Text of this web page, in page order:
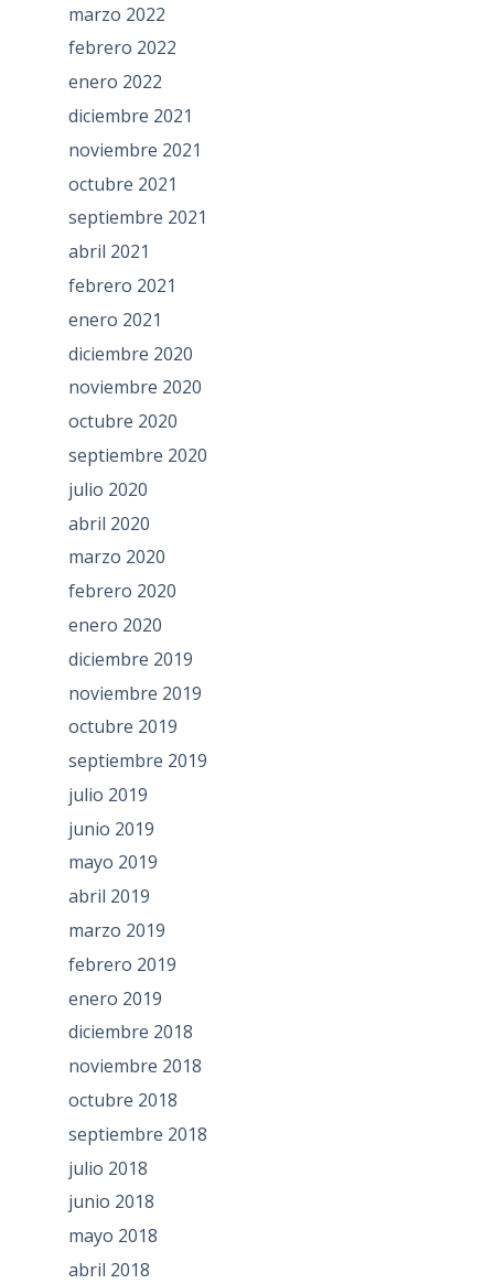
marzo 2022
febrero 2022
enero 2022
diciembre 2021
noviembre 2021
octubre 2021
septiembre 2021
abril 2021
febrero 2021
enero 2021
diciembre 2020
noviembre 2020
octubre 2020
septiembre 2020
julio 2020
abril 2020
marzo 2020
febrero 2020
enero 2020
diciembre 2019
noviembre 2019
octubre 2019
septiembre 2019
julio 2019
junio 2019
mayo 2019
abril 2019
marzo 2019
febrero 2019
enero 2019
diciembre 2018
noviembre 2018
octubre 2018
septiembre 2018
julio 2018
junio 2018
mayo 2018
abril 2018